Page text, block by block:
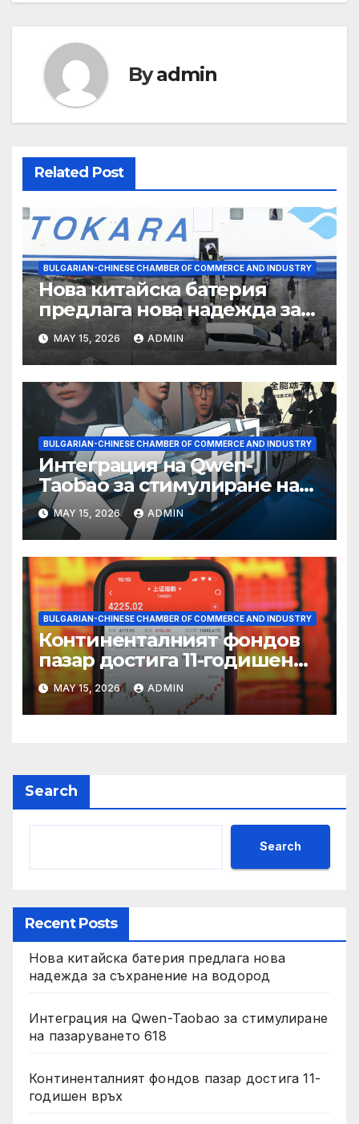
Byadmin
Related Post
BULGARIAN-CHINESE CHAMBER OF COMMERCE AND INDUSTRY
Нова китайска батерия
предлага нова надежда за
съхранение на водород
MAY 15, 2026 ADMIN
BULGARIAN-CHINESE CHAMBER OF COMMERCE AND INDUSTRY
Интеграция на Qwen-
Taobao за стимулиране на
пазаруването 618
MAY 15, 2026 ADMIN
BULGARIAN-CHINESE CHAMBER OF COMMERCE AND INDUSTRY
Континенталният фондов
пазар достига 11-годишен
връх
MAY 15, 2026 ADMIN
Search
Search
Recent Posts
Нова китайска батерия предлага нова
надежда за съхранение на водород
Интеграция на Qwen-Taobao за стимулиране
на пазаруването 618
Континенталният фондов пазар достига 11-
годишен връх